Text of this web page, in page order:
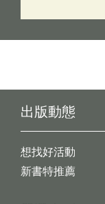
出版動態
想找好活動
新書特推薦